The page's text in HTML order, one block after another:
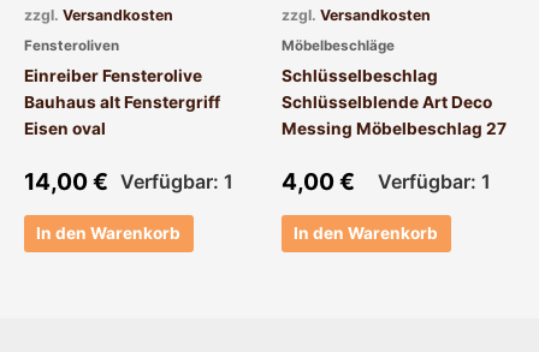
zzgl. Versandkosten
Fensteroliven
Einreiber Fensterolive
Bauhaus alt Fenstergriff
Eisen oval
14,00€ Verfügbar: 1
In den Warenkorb
zzgl. Versandkosten
Möbelbeschläge
Schlüsselbeschlag
Schlüsselblende Art Deco
Messing Möbelbeschlag 27
4,00€ Verfügbar: 1
In den Warenkorb